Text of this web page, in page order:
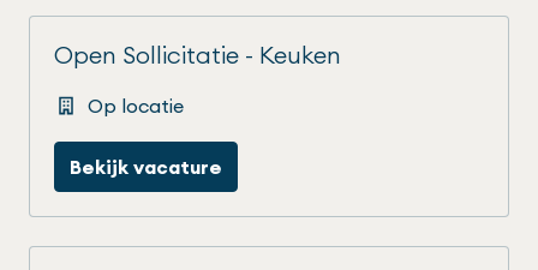
Open Sollicitatie - Keuken
Op locatie
Bekijk vacature